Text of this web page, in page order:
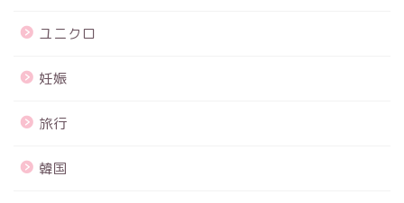
ユニクロ
妊娠
旅行
韓国